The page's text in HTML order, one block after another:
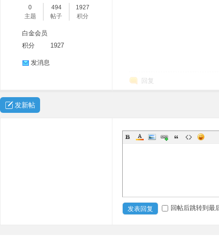
0
主题
494
帖子
1927
积分
白金会员
积分
1927
发消息
回复
发新帖
发表回复 回帖后跳转到最